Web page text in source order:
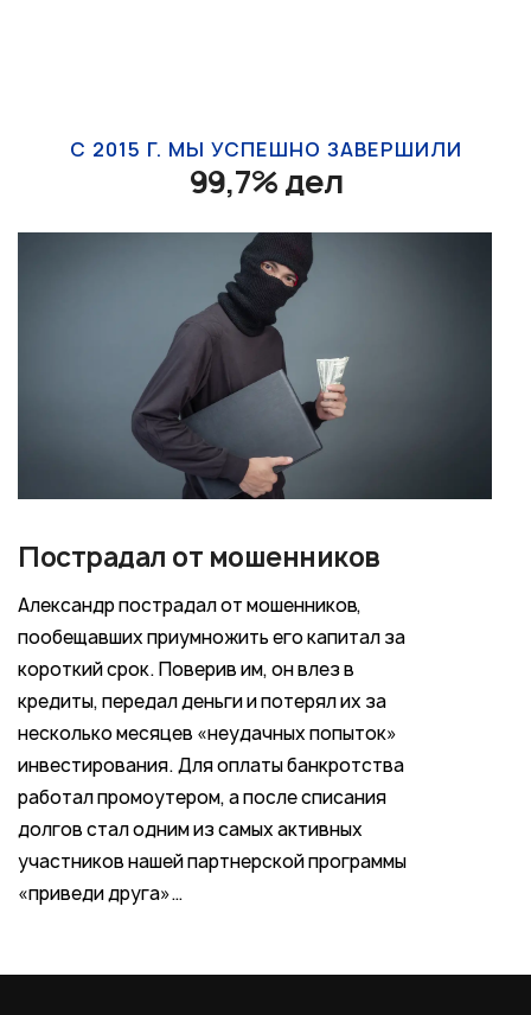
С 2015 Г. МЫ УСПЕШНО ЗАВЕРШИЛИ
99,7% дел
Пострадал от мошенников
Александр пострадал от мошенников,
пообещавших приумножить его капитал за
короткий срок. Поверив им, он влез в
кредиты, передал деньги и потерял их за
несколько месяцев «неудачных попыток»
инвестирования. Для оплаты банкротства
работал промоутером, а после списания
долгов стал одним из самых активных
участников нашей партнерской программы
«приведи друга»…